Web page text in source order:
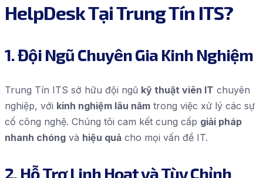
HelpDesk Tại Trung Tín ITS?
1. Đội Ngũ Chuyên Gia Kinh Nghiệm
Trung Tín ITS sở hữu đội ngũ kỹ thuật viên IT chuyên
nghiệp, với kinh nghiệm lâu năm trong việc xử lý các sự
cố công nghệ. Chúng tôi cam kết cung cấp giải pháp
nhanh chóng và hiệu quả cho mọi vấn đề IT.
2. Hỗ Trợ Linh Hoạt và Tùy Chỉnh